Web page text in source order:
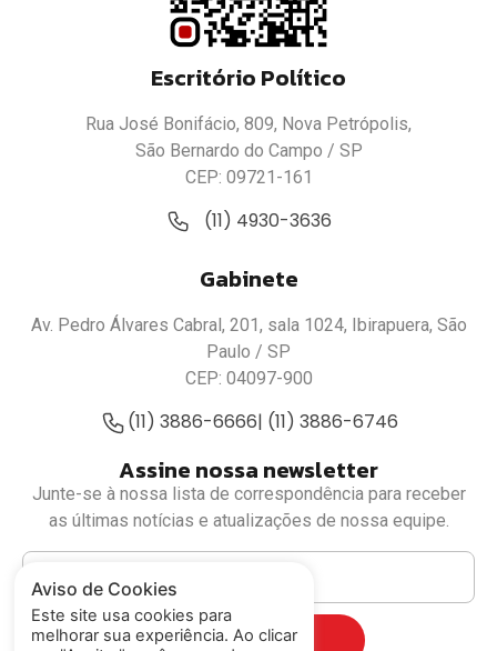
Escritório Político
Rua José Bonifácio, 809, Nova Petrópolis,
São Bernardo do Campo / SP
CEP: 09721-161
(11) 4930-3636
Gabinete
Av. Pedro Álvares Cabral, 201, sala 1024, Ibirapuera, São
Paulo / SP
CEP: 04097-900
(11) 3886-6666| (11) 3886-6746
Assine nossa newsletter
Junte-se à nossa lista de correspondência para receber
as últimas notícias e atualizações de nossa equipe.
Cadastrar
Aviso de Cookies
Este site usa cookies para
melhorar sua experiência. Ao clicar